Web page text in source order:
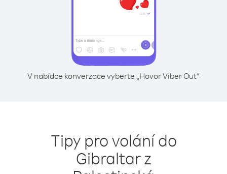
V nabídce konverzace vyberte „Hovor Viber Out“
Tipy pro volání do
Gibraltar z